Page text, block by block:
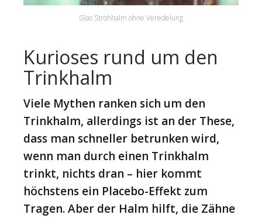
Kurioses rund um den
Trinkhalm
Viele Mythen ranken sich um den
Trinkhalm, allerdings ist an der These,
dass man schneller betrunken wird,
wenn man durch einen Trinkhalm
trinkt, nichts dran – hier kommt
höchstens ein Placebo-Effekt zum
Tragen. Aber der Halm hilft, die Zähne
Glas Strohhalm ohne Veredelung